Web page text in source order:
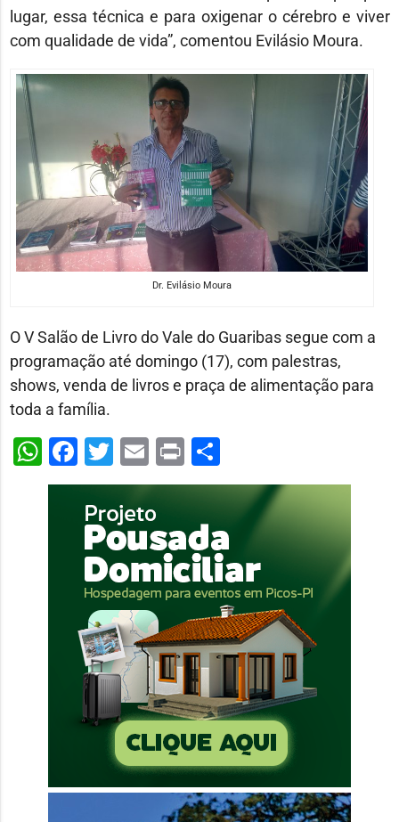
lugar, essa técnica e para oxigenar o cérebro e viver
com qualidade de vida”, comentou Evilásio Moura.
Dr. Evilásio Moura
O V Salão de Livro do Vale do Guaribas segue com a
programação até domingo (17), com palestras,
shows, venda de livros e praça de alimentação para
toda a família.
WhatsApp
Facebook
Twitter
EmailPrint